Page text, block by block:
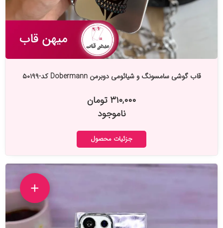
قاب گوشی سامسونگ و شیائومی دوبرمن Dobermann کد-۵۰۱۹۹
۳۱۰,۰۰۰ تومان
ناموجود
جزئیات محصول
+